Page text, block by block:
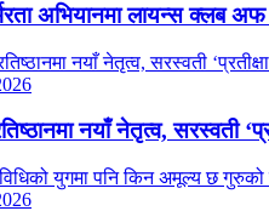
अभियानमा लायन्स क्लब अफ
नयाँ नेतृत्व, सरस्वती